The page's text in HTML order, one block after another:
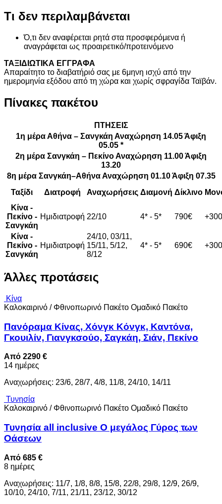
Τι δεν περιλαμβάνεται
Ό,τι δεν αναφέρεται ρητά στα προσφερόμενα ή
αναγράφεται ως προαιρετικό/προτεινόμενο
ΤΑΞΙΔΙΩΤΙΚΑ ΕΓΓΡΑΦΑ
Απαραίτητο το διαβατήριό σας με 6μηνη ισχύ από την
ημερομηνία εξόδου από τη χώρα και χωρίς σφραγίδα Ταϊβάν.
Πίνακες πακέτου
ΠΤΗΣΕΙΣ
1η μέρα Αθήνα – Σανγκάη Αναχώρηση 14.05 Άφιξη
05.05 *
2η μέρα Σανγκάη – Πεκίνο Αναχώρηση 11.00 Άφιξη
13.20
8η μέρα Σανγκάη–Αθήνα Αναχώρηση 01.10 Άφιξη 07.35
Ταξίδι
Διατροφή Αναχωρήσεις Διαμονή Δίκλινο
Κίνα -
Πεκίνο -
Σανγκάη
Ημιδιατροφή 22/10 4* - 5* 790€
Κίνα -
Πεκίνο -
Σανγκάη
Ημιδιατροφή
24/10, 03/11,
15/11, 5/12,
8/12
4* - 5* 690€
Άλλες προτάσεις
Κίνα
Καλοκαιρινό / Φθινοπωρινό Πακέτο Ομαδικό Πακέτο
Πανόραμα Κίνας, Χόνγκ Κόνγκ, Καντόνα,
Γκουιλίν, Γιανγκσούο, Σαγκάη, Σιάν, Πεκίνο
Από 2290 €
14 ημέρες
Αναχωρήσεις: 23/6, 28/7, 4/8, 11/8, 24/10, 14/11
Τυνησία
Καλοκαιρινό / Φθινοπωρινό Πακέτο Ομαδικό Πακέτο
Τυνησία all inclusive O μεγάλος Γύρος των
Οάσεων
Από 685 €
8 ημέρες
Αναχωρήσεις: 11/7, 1/8, 8/8, 15/8, 22/8, 29/8, 12/9, 26/9,
10/10, 24/10, 7/11, 21/11, 23/12, 30/12